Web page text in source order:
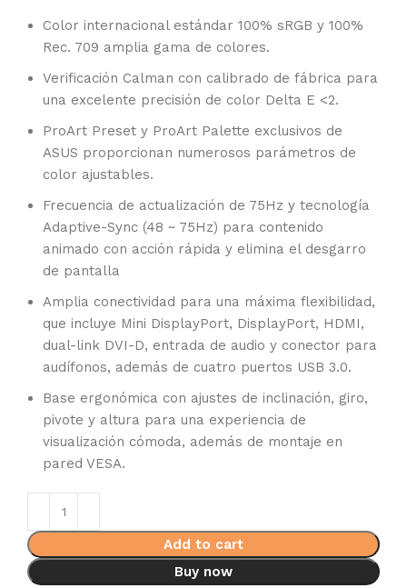
Color internacional estándar 100% sRGB y 100%
Rec. 709 amplia gama de colores.
Verificación Calman con calibrado de fábrica para
una excelente precisión de color Delta E <2.
ProArt Preset y ProArt Palette exclusivos de
ASUS proporcionan numerosos parámetros de
color ajustables.
Frecuencia de actualización de 75Hz y tecnología
Adaptive-Sync (48 ~ 75Hz) para contenido
animado con acción rápida y elimina el desgarro
de pantalla
Amplia conectividad para una máxima flexibilidad,
que incluye Mini DisplayPort, DisplayPort, HDMI,
dual-link DVI-D, entrada de audio y conector para
audífonos, además de cuatro puertos USB 3.0.
Base ergonómica con ajustes de inclinación, giro,
pivote y altura para una experiencia de
visualización cómoda, además de montaje en
pared VESA.
Add to cart
Buy now